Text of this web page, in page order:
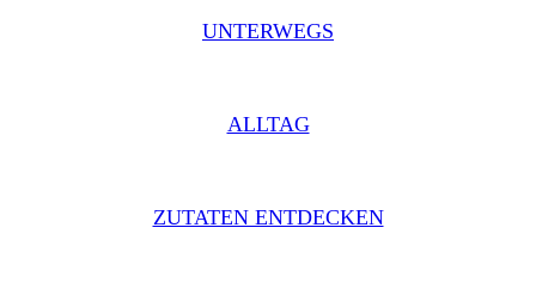
UNTERWEGS
ALLTAG
ZUTATEN ENTDECKEN